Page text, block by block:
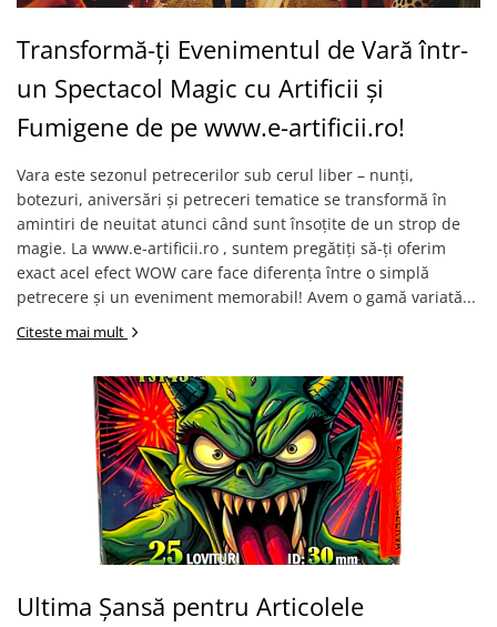
Transformă-ți Evenimentul de Vară într-
un Spectacol Magic cu Artificii și
Fumigene de pe www.e-artificii.ro!
Vara este sezonul petrecerilor sub cerul liber – nunți,
botezuri, aniversări și petreceri tematice se transformă în
amintiri de neuitat atunci când sunt însoțite de un strop de
magie. La www.e-artificii.ro , suntem pregătiți să-ți oferim
exact acel efect WOW care face diferența între o simplă
petrecere și un eveniment memorabil! Avem o gamă variată...
Citeste mai mult
Ultima Șansă pentru Articolele